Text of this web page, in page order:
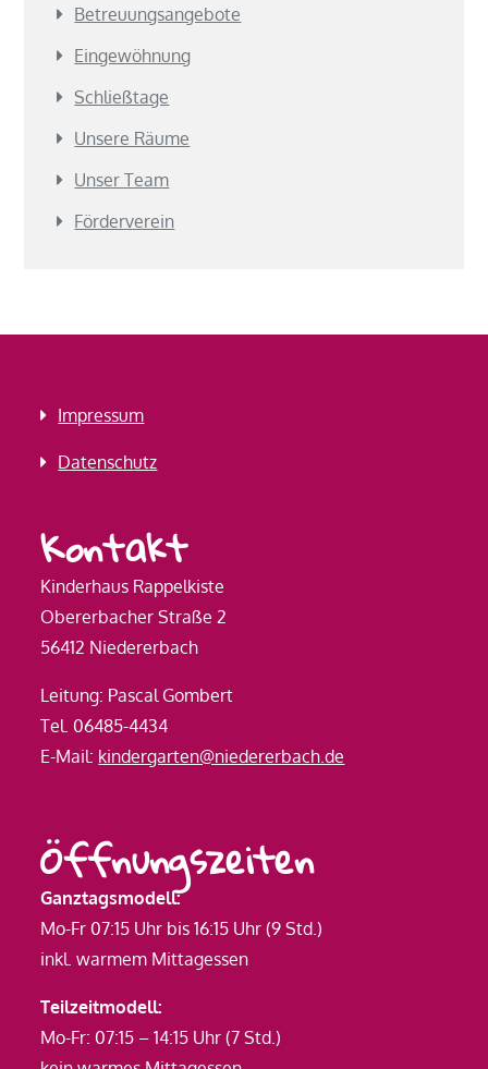
Betreuungs­angebote
Eingewöhnung
Schließtage
Unsere Räume
Unser Team
Förderverein
Impressum
Datenschutz
Kontakt
Kinderhaus Rappelkiste
Obererbacher Straße 2
56412 Niedererbach
Leitung: Pascal Gombert
Tel. 06485-4434
E-Mail: kindergarten@niedererbach.de
Öffnungszeiten
Ganztagsmodell:
Mo-Fr 07:15 Uhr bis 16:15 Uhr (9 Std.)
inkl. warmem Mittagessen
Teilzeitmodell:
Mo-Fr: 07:15 – 14:15 Uhr (7 Std.)